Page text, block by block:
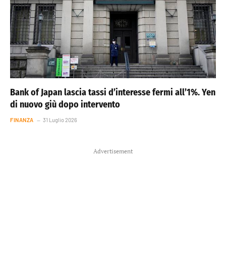
Bank of Japan lascia tassi d’interesse fermi all’1%. Yen
di nuovo giù dopo intervento
FINANZA 31 Luglio 2026
Advertisement